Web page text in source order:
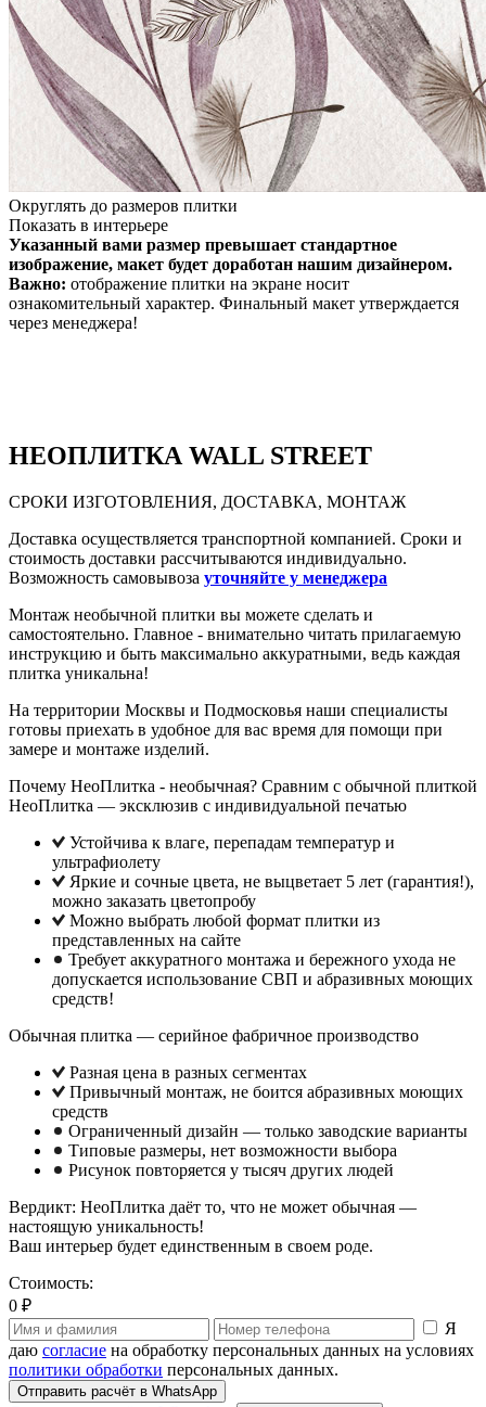
Округлять до размеров плитки
Показать в интерьере
Указанный вами размер превышает стандартное
изображение, макет будет доработан нашим дизайнером.
Важно: отображение плитки на экране носит
ознакомительный характер. Финальный макет утверждается
через менеджера!
НЕОПЛИТКА WALL STREET
СРОКИ ИЗГОТОВЛЕНИЯ, ДОСТАВКА, МОНТАЖ
Доставка осуществляется транспортной компанией. Сроки и
стоимость доставки рассчитываются индивидуально.
Возможность самовывоза уточняйте у менеджера
Монтаж необычной плитки вы можете сделать и
самостоятельно. Главное - внимательно читать прилагаемую
инструкцию и быть максимально аккуратными, ведь каждая
плитка уникальна!
На территории Москвы и Подмосковья наши специалисты
готовы приехать в удобное для вас время для помощи при
замере и монтаже изделий.
Почему НеоПлитка - необычная? Сравним с обычной плиткой
НеоПлитка — эксклюзив с индивидуальной печатью
Устойчива к влаге, перепадам температур и
ультрафиолету
Яркие и сочные цвета, не выцветает 5 лет (гарантия!),
можно заказать цветопробу
Можно выбрать любой формат плитки из
представленных на сайте
Требует аккуратного монтажа и бережного ухода не
допускается использование СВП и абразивных моющих
средств!
Обычная плитка — серийное фабричное производство
Разная цена в разных сегментах
Привычный монтаж, не боится абразивных моющих
средств
Ограниченный дизайн — только заводские варианты
Типовые размеры, нет возможности выбора
Рисунок повторяется у тысяч других людей
Вердикт: НеоПлитка даёт то, что не может обычная —
настоящую уникальность!
Ваш интерьер будет единственным в своем роде.
Стоимость:
0 ₽
Я
даю согласие на обработку персональных данных на условиях
политики обработки персональных данных.
Отправить расчёт в WhatsApp